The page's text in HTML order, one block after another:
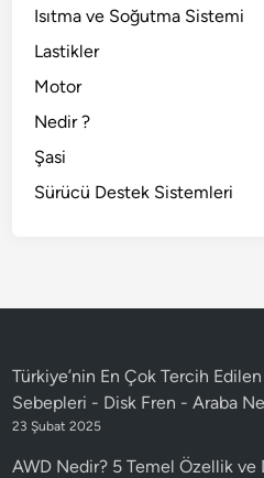
Isıtma ve Soğutma Sistemi
Lastikler
Motor
Nedir ?
Şasi
Sürücü Destek Sistemleri
Türkiye’nin En Çok Tercih
Sebepleri - Disk Fren -Araba
23 Şubat 2025
AWD Nedir? 5 Temel Özellik ve